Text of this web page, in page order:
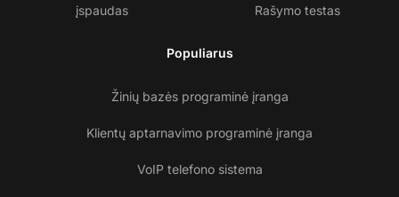
įspaudas Rašymo testas
Populiarus
Žinių bazės programinė įranga
Klientų aptarnavimo programinė įranga
VoIP telefono sistema